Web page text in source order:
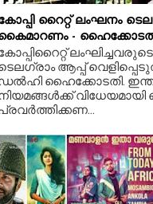
റൈറ്റ് ലംഘനം
-
ആപ്പ്
ഹൈക്കോടതി.
വിധേയമായി